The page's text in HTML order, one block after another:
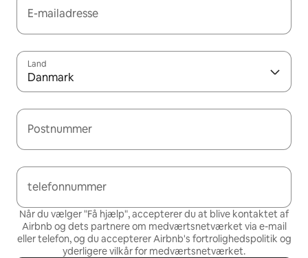
E-mailadresse
Land
Danmark
Postnummer
telefonnummer
Når du vælger "Få hjælp", accepterer du at blive kontaktet af
Airbnb og dets partnere om medværtsnetværket via e-mail
eller telefon, og du accepterer Airbnb's fortrolighedspolitik og
yderligere vilkår for medværtsnetværket.